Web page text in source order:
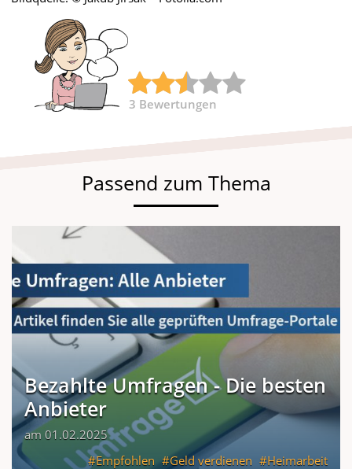
3 Bewertungen
Passend zum Thema
Bezahlte Umfragen - Die besten
Anbieter
am 01.02.2025
Empfohlen
Geld verdienen Heimarbeit